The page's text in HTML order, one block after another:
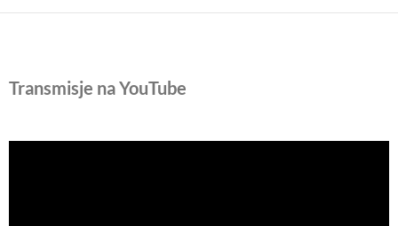
Transmisje na YouTube